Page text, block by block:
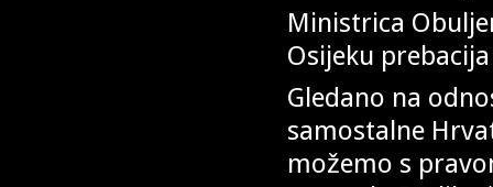
Ministrica
Osijeku
Gledano na
samostalne
možemo s